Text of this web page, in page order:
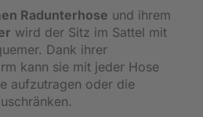
Radunterhose und ihrem
wird der Sitz im Sattel mit
Dank ihrer
kann sie mit jeder Hose
aufzutragen oder die